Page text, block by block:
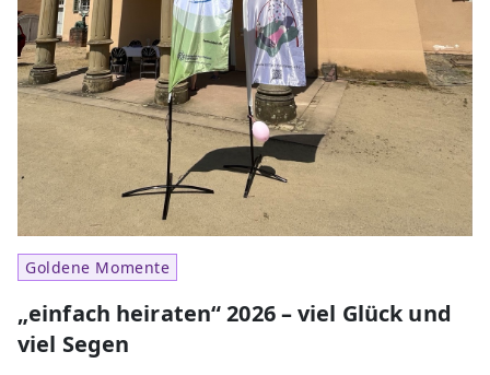
Goldene Momente
„einfach heiraten“ 2026 – viel Glück und
viel Segen